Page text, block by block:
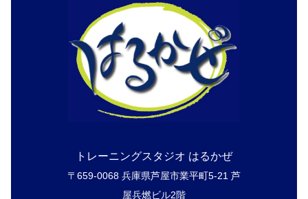
トレーニングスタジオ はるかぜ
〒659-0068 兵庫県芦屋市業平町5-21 芦
屋兵燃ビル2階